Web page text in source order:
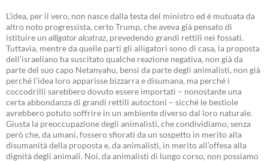
L’idea, per il vero, non nasce dalla testa del ministro ed è mutuata da
altro noto progressista, certo Trump, che aveva già pensato di
istituire un alligator alcatraz, prevedendo grandi rettili nei fossati.
Tuttavia, mentre da quelle parti gli alligatori sono di casa, la proposta
dell’israeliano ha suscitato qualche reazione negativa, non già da
parte del suo capo Netanyahu, bensì da parte degli animalisti, non già
perché l’idea loro apparisse bizzarra e disumana, ma perché i
coccodrilli sarebbero dovuto essere importati – nonostante una
certa abbondanza di grandi rettili autoctoni – sicché le bestiole
avrebbero potuto soffrire in un ambiente diverso dal loro naturale.
Giusta la preoccupazione degli animalisti, che condividiamo, senza
però che, da umani, fossero sfiorati da un sospetto in merito alla
disumanità della proposta e, da animalisti, in merito all’offesa alla
dignità degli animali. Noi, da animalisti di lungo corso, non possiamo